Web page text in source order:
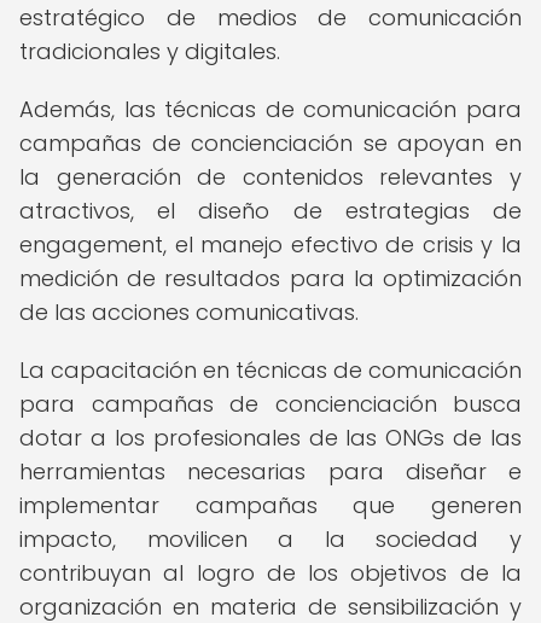
estratégico de medios de comunicación
tradicionales y digitales.
Además, las técnicas de comunicación para
campañas de concienciación se apoyan en
la generación de contenidos relevantes y
atractivos, el diseño de estrategias de
engagement, el manejo efectivo de crisis y la
medición de resultados para la optimización
de las acciones comunicativas.
La capacitación en técnicas de comunicación
para campañas de concienciación busca
dotar a los profesionales de las ONGs de las
herramientas necesarias para diseñar e
implementar campañas que generen
impacto, movilicen a la sociedad y
contribuyan al logro de los objetivos de la
organización en materia de sensibilización y